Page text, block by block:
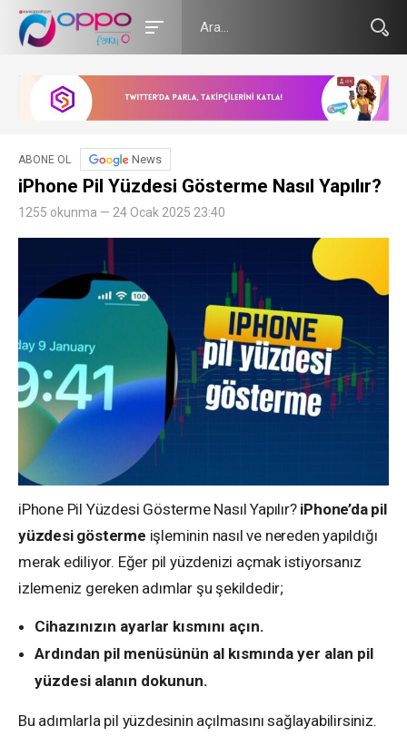
ABONE OL News
iPhone Pil Yüzdesi Gösterme Nasıl Yapılır?
1255 okunma — 24 Ocak 2025 23:40
iPhone Pil Yüzdesi Gösterme Nasıl Yapılır? iPhone’da pil
yüzdesi gösterme işleminin nasıl ve nereden yapıldığı
merak ediliyor. Eğer pil yüzdenizi açmak istiyorsanız
izlemeniz gereken adımlar şu şekildedir;
Cihazınızın ayarlar kısmını açın.
Ardından pil menüsünün al kısmında yer alan pil
yüzdesi alanın dokunun.
Bu adımlarla pil yüzdesinin açılmasını sağlayabilirsiniz.